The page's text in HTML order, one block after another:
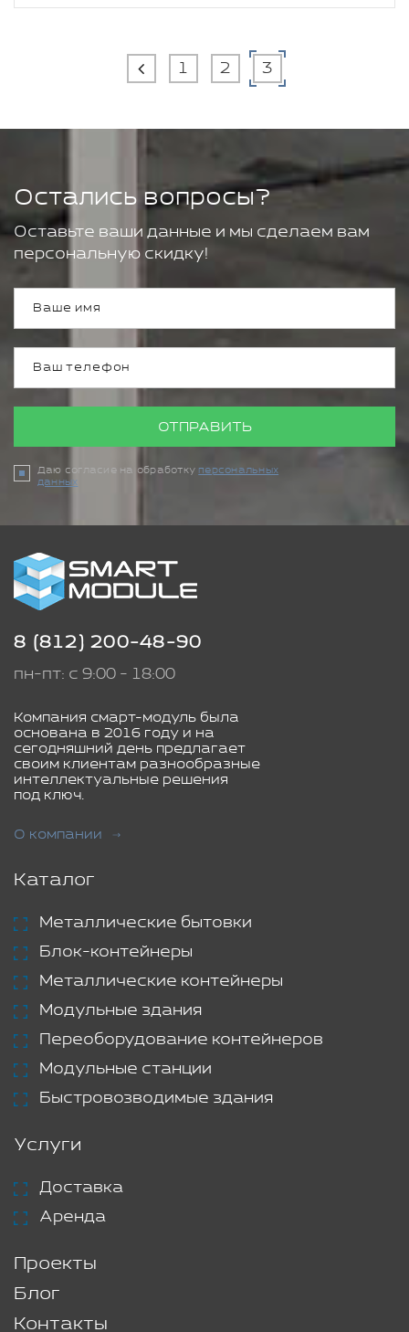
1 2 3
Остались вопросы?
Оставьте ваши данные и мы сделаем вам
персональную скидку!
ОТПРАВИТЬ
Даю согласие на обработку персональных
данных
8 (812) 200-48-90
пн-пт: с 9:00 - 18:00
Компания смарт-модуль была
основана в 2016 году и на
сегодняшний день предлагает
своим клиентам разнообразные
интеллектуальные решения
под ключ.
О компании
Каталог
Металлические бытовки
Блок-контейнеры
Металлические контейнеры
Модульные здания
Переоборудование контейнеров
Модульные станции
Быстровозводимые здания
Услуги
Доставка
Аренда
Проекты
Блог
Контакты